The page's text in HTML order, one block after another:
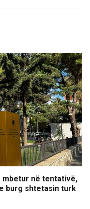
në tentativë,
burg shtetasin turk